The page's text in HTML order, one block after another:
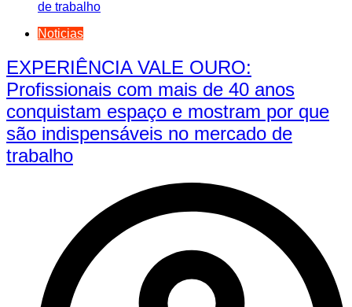
Noticias
EXPERIÊNCIA VALE OURO:
Profissionais com mais de 40 anos
conquistam espaço e mostram por que
são indispensáveis no mercado de
trabalho